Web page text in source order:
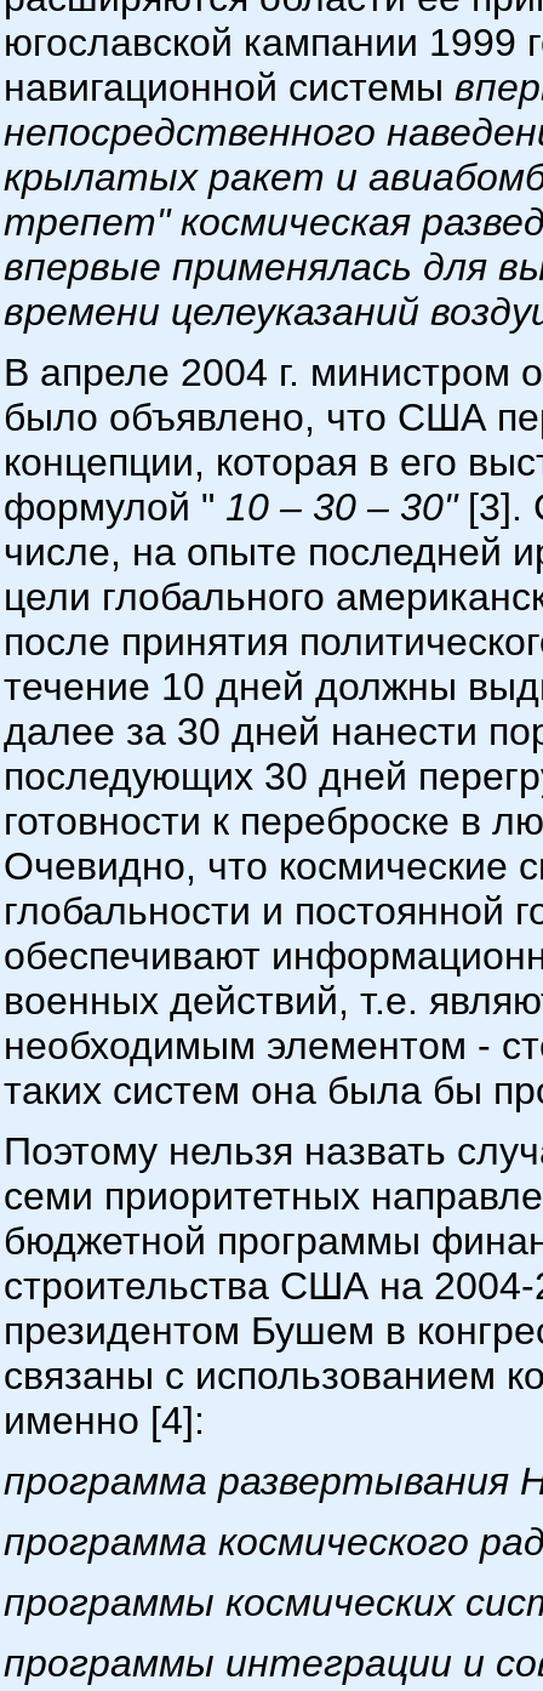
югославской кампании 1999
навигационной системы
непосредственного
крылатых ракет и
трепет"космическая
впервые применялась для
времени целеуказаний
В апреле 2004 г.
было объявлено, что США
концепции, которая в его
формулой " 10 – 30 – 30"[3].
числе, на опыте последней
цели глобального
после принятия
течение 10 дней должны
далее за 30 дней нанести
последующих 30 дней
готовности к переброске в
Очевидно, что космические
глобальности и постоянной
обеспечивают
военных действий, т.е.
необходимым элементом -
таких систем она была бы
Поэтому нельзя назвать
семи приоритетных
бюджетной программы
строительства США на 2004-
президентом Бушем в
связаны с использованием
именно [4]:
программа развертывания
программа космического
программы космических
программы интеграции и